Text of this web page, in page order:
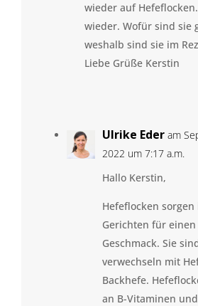
wieder auf
wieder. Wofür sind sie
weshalb sind sie im
Liebe Grüße Kerstin
Ulrike Eder am
2022 um 7:17 a.m.
Hallo Kerstin,
Hefeflocken
Gerichten für
Geschmack. Sie
verwechseln mit
Backhefe.
an B-Vitaminen